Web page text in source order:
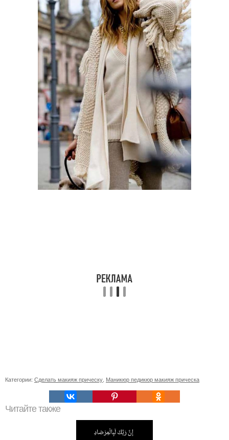
Категории: Сделать макияж прическу Маникюр педикюр макияж прическа
Читайте также